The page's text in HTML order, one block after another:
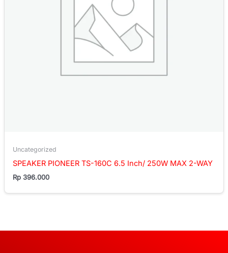
Uncategorized
SPEAKER PIONEER TS-160C 6.5 Inch/ 250W MAX 2-WAY
Rp 396.000